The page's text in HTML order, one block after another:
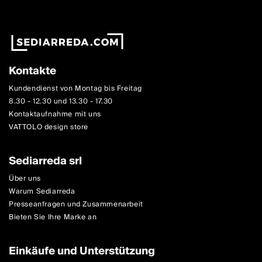
Kontakte
Kundendienst von Montag bis Freitag
8.30 - 12.30 und 13.30 - 17.30
Kontaktaufnahme mit uns
VATTOLO design store
Sediarreda srl
Über uns
Warum Sediarreda
Presseanfragen und Zusammenarbeit
Bieten Sie Ihre Marke an
Einkäufe und Unterstützung